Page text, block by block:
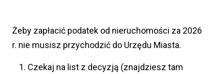
Żeby zapłacić podatek od nieruchomości za 2026
r. nie musisz przychodzić do Urzędu Miasta.
Czekaj na list z decyzją (znajdziesz tam